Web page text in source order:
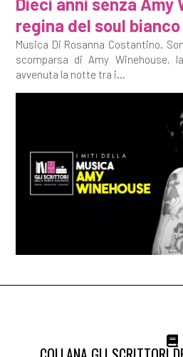
regina del soul bianco
Musica Di Rosanna Costantino.
scomparsa di Amy Winehouse,
avvenuta la notte tra i...